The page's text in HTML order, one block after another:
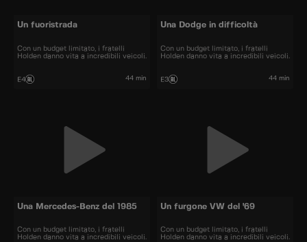
Un fuoristrada
Con un budget limitato, i fratelli
Holden danno vita a incredibili veicoli.
E4 44 min
Una Dodge in difficoltà
Con un budget limitato, i fratelli
Holden danno vita a incredibili veicoli.
E3 44 min
Una Mercedes-Benz del 1985
Con un budget limitato, i fratelli
Holden danno vita a incredibili veicoli.
Un furgone VW del '69
Con un budget limitato, i fratelli
Holden danno vita a incredibili veicoli.